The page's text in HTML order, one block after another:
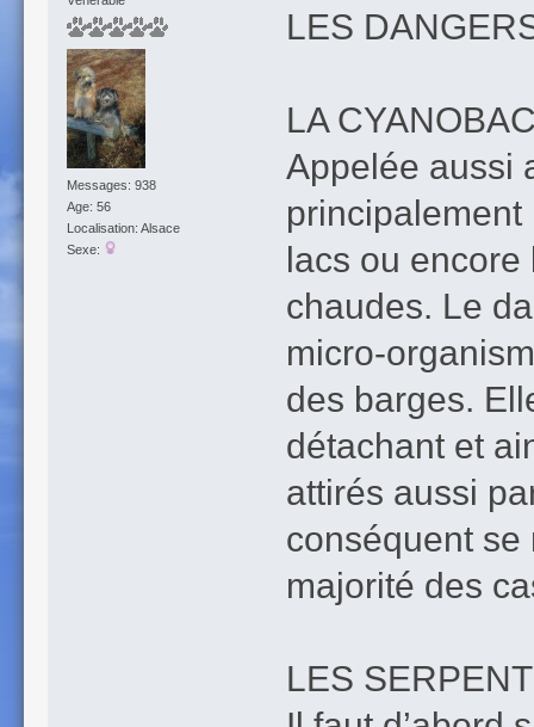
Messages: 938
Age: 56
Localisation: Alsace
Sexe:
LES
LA
Appelée aussi
lacs ou
chaudes. Le
micro-
des barges.
détachant et
attirés aussi
conséquent se
majorité des
LES